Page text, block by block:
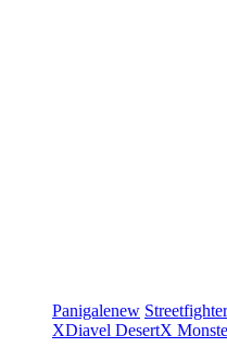
Panigalenew
XDiavel DesertX